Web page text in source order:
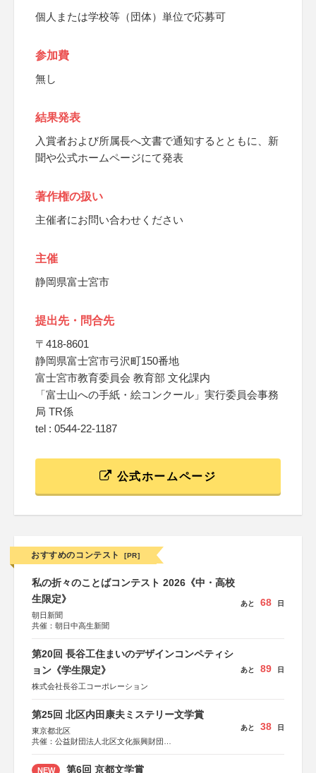
個人または学校等（団体）単位で応募可
参加費
無し
結果発表
入賞者および所属長へ文書で通知するとともに、新
聞や公式ホームページにて発表
著作権の扱い
主催者にお問い合わせください
主催
静岡県富士宮市
提出先・問合先
〒418-8601
静岡県富士宮市弓沢町150番地
富士宮市教育委員会 教育部 文化課内
「富士山への手紙・絵コンクール」実行委員会事務
局 TR係
tel : 0544-22-1187
公式ホームページ
おすすめのコンテスト [PR]
私の折々のことばコンテスト 2026《中・高校
生限定》
朝日新聞
共催：朝日中高生新聞
あと 68 日
第20回 長谷工住まいのデザインコンペティシ
ョン《学生限定》
株式会社長谷工コーポレーション
あと 89 日
第25回 北区内田康夫ミステリー文学賞
東京都北区
共催：公益財団法人北区文化振興財団
協賛：株式会社実業之日本社
あと 38 日
NEW 第6回 京都文学賞